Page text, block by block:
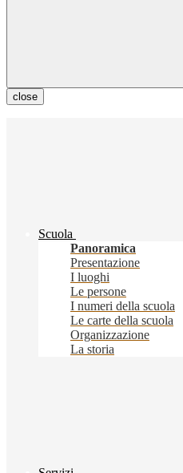
close
Scuola
Panoramica
Presentazione
I luoghi
Le persone
I numeri della scuola
Le carte della scuola
Organizzazione
La storia